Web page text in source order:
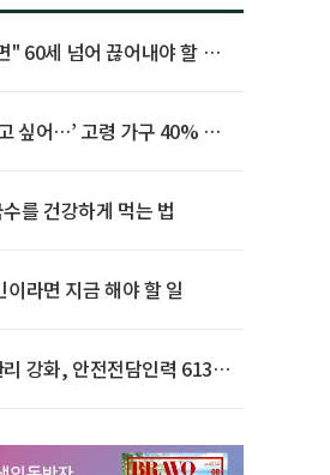
" 60세 넘어 끊어내야 할 사
싶어…’ 고령 가구 40% 노
를 건강하게 먹는 법
라면 지금 해야 할 일
강화, 안전전담인력 613명